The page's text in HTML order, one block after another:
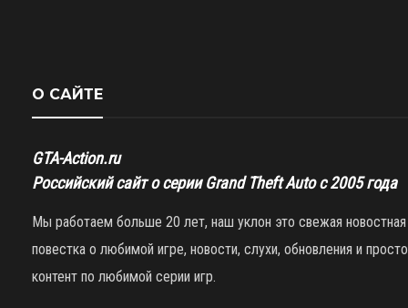
О САЙТЕ
GTA-Action.ru
Российский сайт о серии Grand Theft Auto с 2005 года
Мы работаем больше 20 лет, наш уклон это свежая новостная
повестка о любимой игре, новости, слухи, обновления и просто
контент по любимой серии игр.